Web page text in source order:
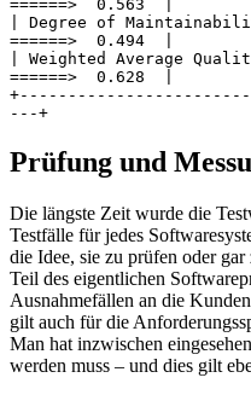
======>  0.563  |
| Degree of
======>  0.494  |
| Weighted Average
======>  0.628  |
---+
Prüfung und
Die längste Zeit wurde die
Testfälle für jedes
die Idee, sie zu prüfen oder
Teil des eigentlichen
Ausnahmefällen an die
gilt auch für die
Man hat inzwischen
werden muss – und dies gilt